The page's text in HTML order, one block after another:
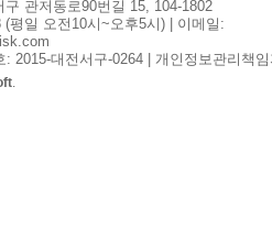
관저동로90번길 15, 104-1802
(평일 오전10시~오후5시) | 이메일:
: 2015-대전서구-0264 | 개인정보관리책
.